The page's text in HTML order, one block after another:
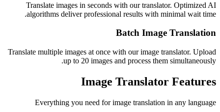
Translate images in seconds with our translator.
algorithms deliver professional results with minimal
Batch Image
Translate multiple images at once with our image translator.
up to 20 images and process them
Image Translator
Everything you need for image translation in any